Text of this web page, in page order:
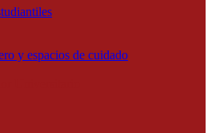
y espacios de cuidado